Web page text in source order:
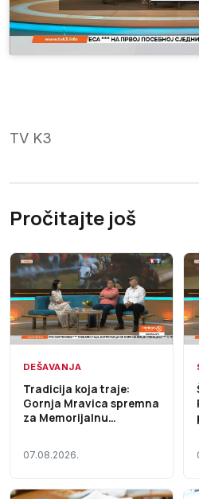
TV K3
Pročitajte još
DEŠAVANJA
Tradicija koja traje:
Gornja Mravica spremna
za Memorijalnu
07.08.2026.